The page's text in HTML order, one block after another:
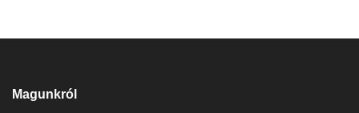
Magunkról